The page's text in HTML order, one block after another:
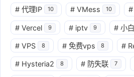
# 代理IP 10 # VMess 10 #
# Vercel 9 # iptv 9 # 小
# VPS 8 # 免费vps 8 #
# Hysteria2 8 # 防失联 7